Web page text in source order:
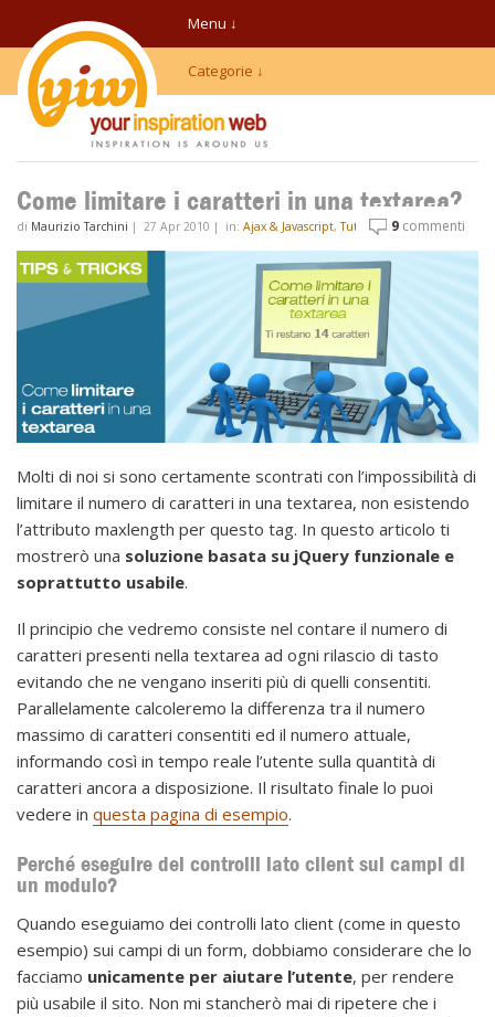
Menu ↓
Categorie ↓
Come limitare i caratteri in una textarea?
di Maurizio Tarchini | 27 Apr 2010 | in: Ajax & Javascript,Tutorial 9 commenti
Molti di noi si sono certamente scontrati con l’impossibilità di
limitare il numero di caratteri in una textarea, non esistendo
l’attributo maxlength per questo tag. In questo articolo ti
mostrerò una soluzione basata su jQuery funzionale e
soprattutto usabile.
Il principio che vedremo consiste nel contare il numero di
caratteri presenti nella textarea ad ogni rilascio di tasto
evitando che ne vengano inseriti più di quelli consentiti.
Parallelamente calcoleremo la differenza tra il numero
massimo di caratteri consentiti ed il numero attuale,
informando così in tempo reale l’utente sulla quantità di
caratteri ancora a disposizione. Il risultato finale lo puoi
vedere in questa pagina di esempio.
Perché eseguire dei controlli lato client sui campi di
un modulo?
Quando eseguiamo dei controlli lato client (come in questo
esempio) sui campi di un form, dobbiamo considerare che lo
facciamo unicamente per aiutare l’utente, per rendere
più usabile il sito. Non mi stancherò mai di ripetere che i